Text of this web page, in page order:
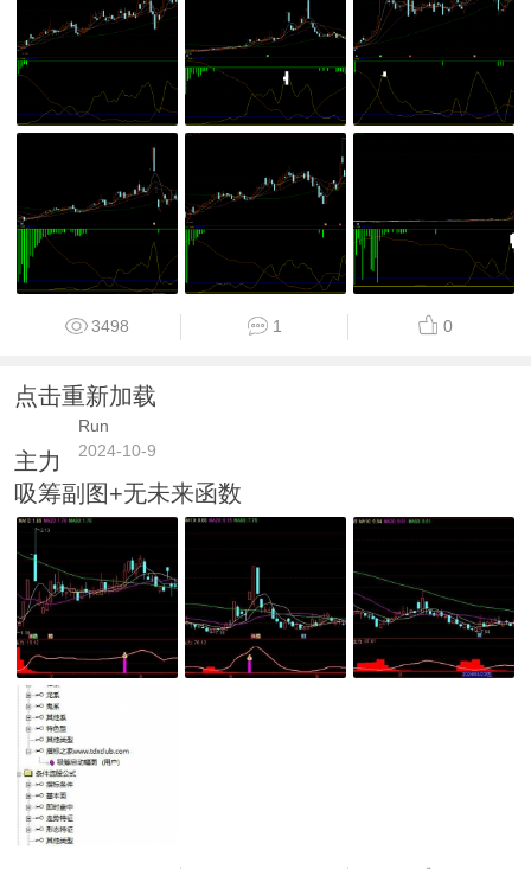
3498 1 0
点击重新加载
Run
2024-10-9
主力
吸筹副图+无未来函数